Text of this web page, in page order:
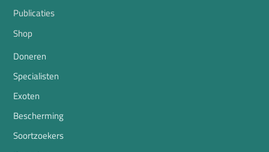
Publicaties
Shop
Doneren
Specialisten
Exoten
Bescherming
Soortzoekers